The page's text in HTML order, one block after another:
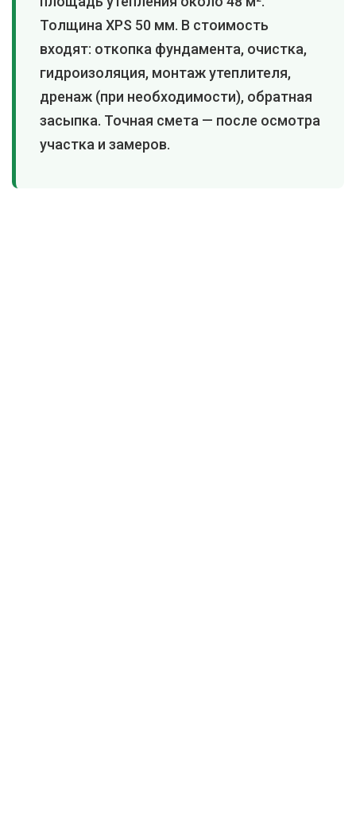
Толщина XPS 50 мм. В стоимость
входят: откопка фундамента, очистка,
гидроизоляция, монтаж утеплителя,
дренаж (при необходимости), обратная
засыпка. Точная смета — после осмотра
участка и замеров.